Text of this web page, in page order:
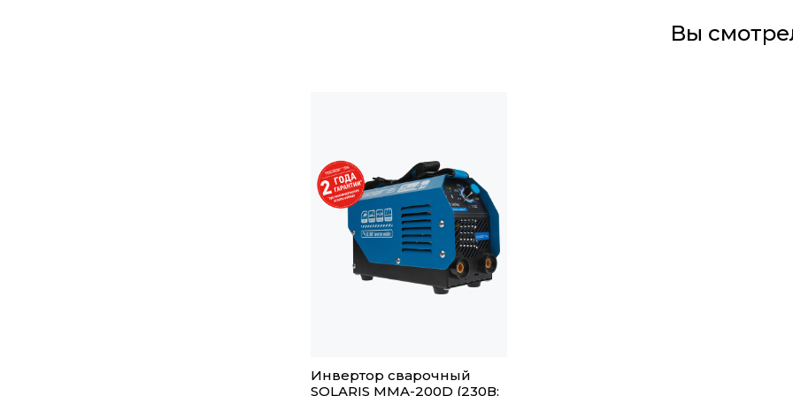
Вы
Инвертор сварочный
SOLARIS MMA-200D (230В;